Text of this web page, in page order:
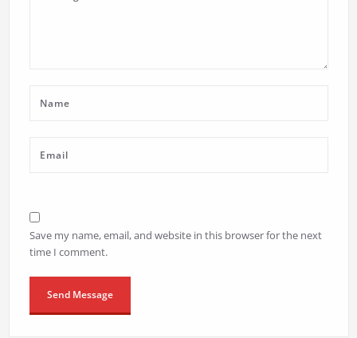
Save my name, email, and website in this browser for the next
time I comment.